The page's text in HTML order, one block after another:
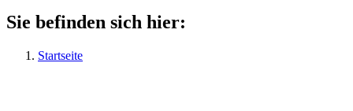
Sie befinden sich hier:
Startseite